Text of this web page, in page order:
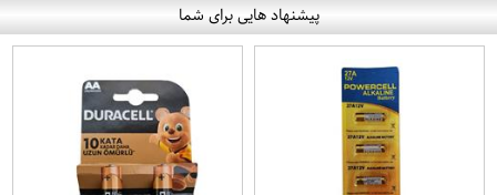
پیشنهاد هایی برای شما